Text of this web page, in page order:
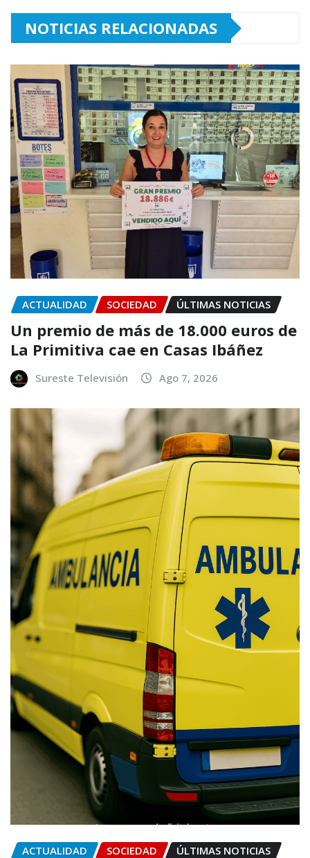
NOTICIAS RELACIONADAS
ACTUALIDAD SOCIEDAD ÚLTIMAS NOTICIAS
Un premio de más de 18.000 euros de
La Primitiva cae en Casas Ibáñez
Sureste Televisión Ago 7, 2026
ACTUALIDAD SOCIEDAD ÚLTIMAS NOTICIAS